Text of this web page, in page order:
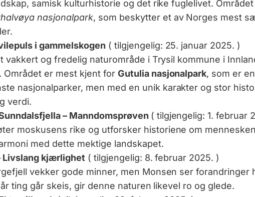
samisk kulturhistorie og det rike fuglelivet.
nasjonalpark, som beskytter et av Norges mest
i gammelskogen ( tilgjengelig: 25. januar 2025. )
vakkert og fredelig naturområde i Trysil kommune i
Området er mest kjent for Gutulia nasjonalpark, som er
nasjonalparker, men med en unik karakter og stor
verdi.
– Manndomsprøven ( tilgjengelig: 1. februar
moskusens rike og utforsker historiene om
med dette mektige landskapet.
Livslang kjærlighet ( tilgjengelig: 8. februar 2025. )
vekker gode minner, men Monsen ser forandringer
ting går skeis, gir denne naturen likevel ro og glede.